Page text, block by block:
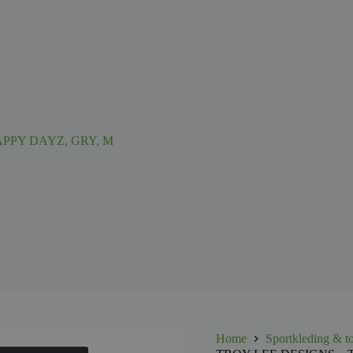
DAYZ, GRY, M
Home
Sportkleding &